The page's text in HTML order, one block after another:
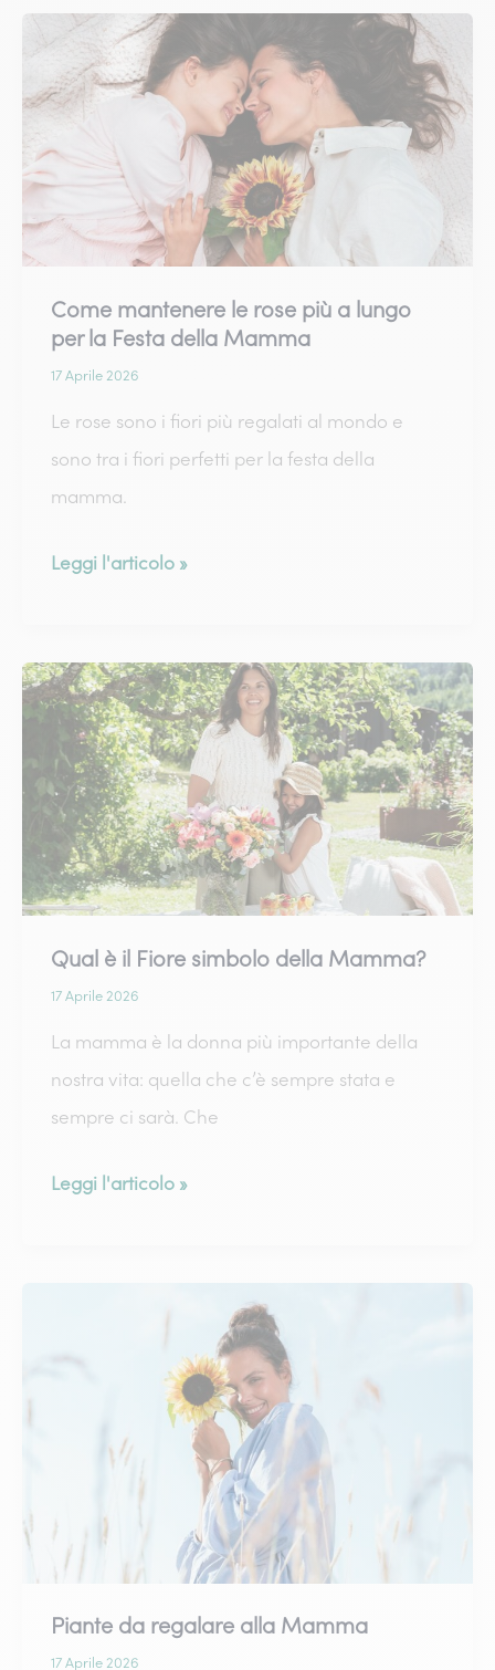
mamma:
fiori
belli
da
regalare
10
maggio
Come mantenere le rose più a lungo
per la Festa della Mamma
17 Aprile 2026
Le rose sono i fiori più regalati al mondo e
sono tra i fiori perfetti per la festa della
mamma.
Come
rose
più
lungo
per
la
Festa
Mamma
Leggi l'articolo »
Qual è il Fiore simbolo della Mamma?
17 Aprile 2026
La mamma è la donna più importante della
nostra vita: quella che c’è sempre stata e
sempre ci sarà. Che
Qual
Leggi l'articolo »
Piante da regalare alla Mamma
17 Aprile 2026